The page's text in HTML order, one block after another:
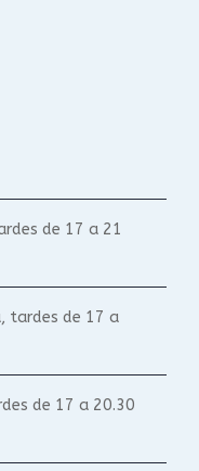
de 17 a 21
tardes de 17 a
de 17 a 20.30